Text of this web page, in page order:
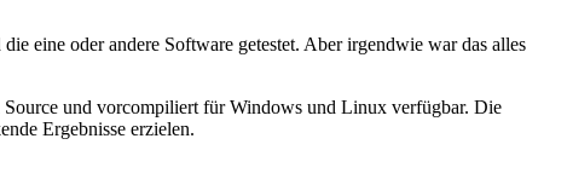
eine oder andere Software getestet. Aber irgendwie war das alles
und vorcompiliert für Windows und Linux verfügbar. Die
Ergebnisse erzielen.